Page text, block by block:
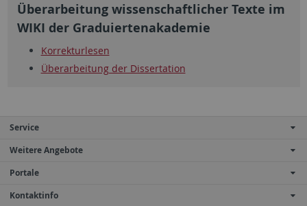
Überarbeitung wissenschaftlicher Texte im
WIKI der Graduiertenakademie
Korrekturlesen
Überarbeitung der Dissertation
Service
Weitere Angebote
Portale
Kontaktinfo